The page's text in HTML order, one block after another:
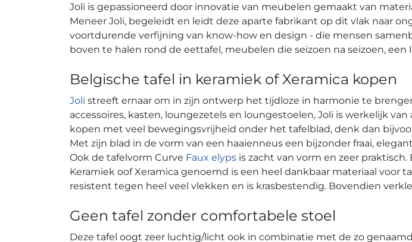
Joli is gepassioneerd door innovatie van meubelen gemaakt van
Meneer Joli, begeleidt en leidt deze aparte fabrikant op dit vlak naar
voortdurende verfijning van know-how en design - die mensen
boven te halen rond de eettafel, meubelen die seizoen na seizoen,
Belgische tafel in keramiek of Xeramica kopen
Joli streeft ernaar om in zijn ontwerp het tijdloze in harmonie te
accessoires, kasten, loungezetels en loungestoelen, Joli is werkelijk
kopen met veel bewegingsvrijheid onder het tafelblad, denk dan
Met zijn blad in de vorm van een haaienneus een bijzonder fraai,
Ook de tafelvorm Curve Faux elyps is zacht van vorm en zeer
Keramiek oof Xeramica genoemd is een heel dankbaar materiaal voor
resistent tegen heel veel vlekken en is krasbestendig. Bovendien
Geen tafel zonder comfortabele stoel
Deze tafel oogt zeer luchtig/licht ook in combinatie met de zo